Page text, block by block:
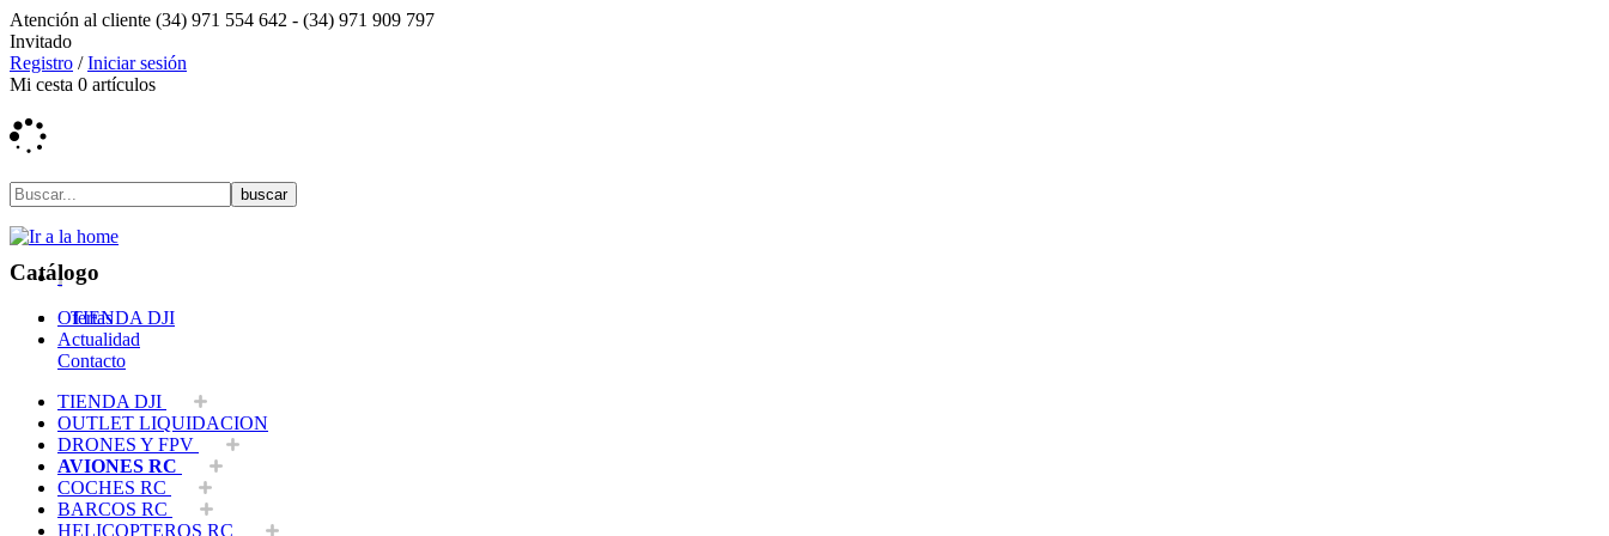
Atención al cliente (34) 971 554 642 - (34) 971 909 797
Invitado
Registro /Iniciar sesión
Mi cesta 0 artículos
Ofertas
Actualidad
Contacto
TIENDA DJI
OUTLET LIQUIDACION
DRONES Y FPV
AVIONES RC
COCHES RC
BARCOS RC
HELICOPTEROS RC
Catálogo
TIENDA DJI